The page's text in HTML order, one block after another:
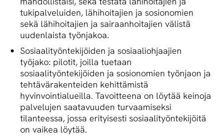
tukipalveluiden, lähihoitajien ja sosionomien
sekä lähihoitajien ja sairaanhoitajien välistä
uudenlaista työnjakoa.
Sosiaalityöntekijöiden ja sosiaaliohjaajien
työjako: pilotit, joilla tuetaan
sosiaalityöntekijöiden ja sosionomien työnjaon ja
tehtävärakenteiden kehittämistä
hyvinvointialueilla. Tavoitteena on löytää keinoja
palvelujen saatavuuden turvaamiseksi
tilanteessa, jossa erityisesti sosiaalityöntekijöitä
on vaikea löytää.